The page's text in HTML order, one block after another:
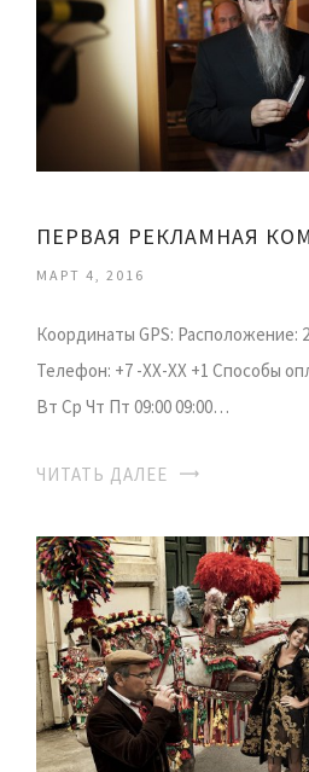
ПЕРВАЯ РЕКЛАМНАЯ
МАРТ 4, 2016
Координаты GPS: Расположение:
Телефон: +7 -ХХ-ХХ +1 Способы
Вт Ср Чт Пт 09:00 09:00…
ЧИТАТЬ ДАЛЕЕ